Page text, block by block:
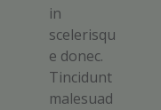
in
scelerisqu
e donec.
Tincidunt
malesuad